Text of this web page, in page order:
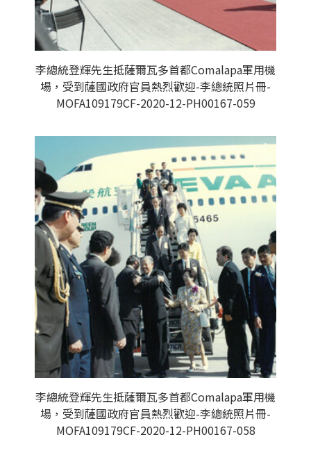
李總統登輝先生抵薩爾瓦多首都Comalapa軍用機
場，受到薩國政府官員熱烈歡迎-李總統照片冊-
MOFA109179CF-2020-12-PH00167-059
李總統登輝先生抵薩爾瓦多首都Comalapa軍用機
場，受到薩國政府官員熱烈歡迎-李總統照片冊-
MOFA109179CF-2020-12-PH00167-058